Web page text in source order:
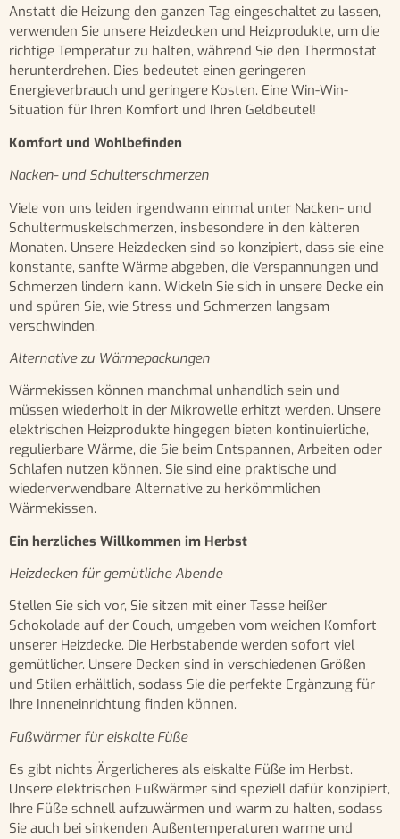
Anstatt die Heizung den ganzen Tag eingeschaltet zu lassen,
verwenden Sie unsere Heizdecken und Heizprodukte, um die
richtige Temperatur zu halten, während Sie den Thermostat
herunterdrehen. Dies bedeutet einen geringeren
Energieverbrauch und geringere Kosten. Eine Win-Win-
Situation für Ihren Komfort und Ihren Geldbeutel!
Komfort und Wohlbefinden
Nacken- und Schulterschmerzen
Viele von uns leiden irgendwann einmal unter Nacken- und
Schultermuskelschmerzen, insbesondere in den kälteren
Monaten. Unsere Heizdecken sind so konzipiert, dass sie eine
konstante, sanfte Wärme abgeben, die Verspannungen und
Schmerzen lindern kann. Wickeln Sie sich in unsere Decke ein
und spüren Sie, wie Stress und Schmerzen langsam
verschwinden.
Alternative zu Wärmepackungen
Wärmekissen können manchmal unhandlich sein und
müssen wiederholt in der Mikrowelle erhitzt werden. Unsere
elektrischen Heizprodukte hingegen bieten kontinuierliche,
regulierbare Wärme, die Sie beim Entspannen, Arbeiten oder
Schlafen nutzen können. Sie sind eine praktische und
wiederverwendbare Alternative zu herkömmlichen
Wärmekissen.
Ein herzliches Willkommen im Herbst
Heizdecken für gemütliche Abende
Stellen Sie sich vor, Sie sitzen mit einer Tasse heißer
Schokolade auf der Couch, umgeben vom weichen Komfort
unserer Heizdecke. Die Herbstabende werden sofort viel
gemütlicher. Unsere Decken sind in verschiedenen Größen
und Stilen erhältlich, sodass Sie die perfekte Ergänzung für
Ihre Inneneinrichtung finden können.
Fußwärmer für eiskalte Füße
Es gibt nichts Ärgerlicheres als eiskalte Füße im Herbst.
Unsere elektrischen Fußwärmer sind speziell dafür konzipiert,
Ihre Füße schnell aufzuwärmen und warm zu halten, sodass
Sie auch bei sinkenden Außentemperaturen warme und